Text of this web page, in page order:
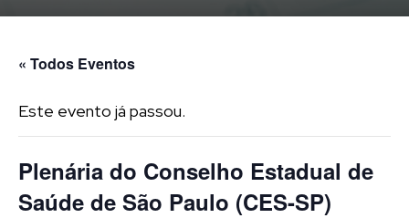
« Todos Eventos
Este evento já passou.
Plenária do Conselho Estadual de
Saúde de São Paulo (CES-SP)